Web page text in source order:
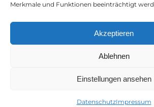
Merkmale und Funktionen beeinträchtigt
Akzeptieren
Ablehnen
Einstellungen ansehen
DatenschutzImpressum
Campingplatz
87466 Oy-Mittelberg
info@camping-
© 2026 | Campingplatz Wertacher Hof